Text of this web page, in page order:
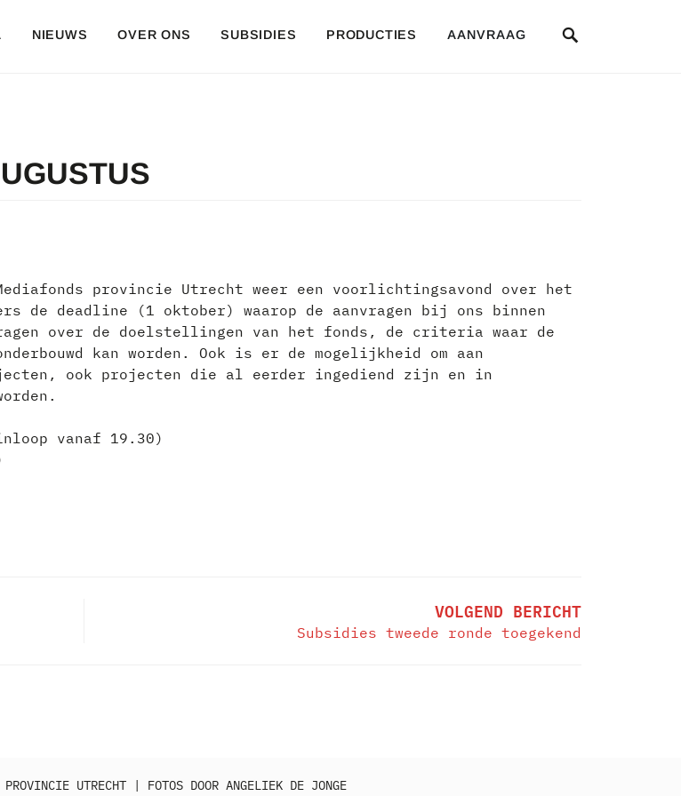
NIEUWS OVER ONS SUBSIDIES PRODUCTIES AANVRAAG
provincie Utrecht weer een voorlichtingsavond over het
de deadline (1 oktober) waarop de aanvragen bij ons binnen
over de doelstellingen van het fonds, de criteria waar de
kan worden. Ook is er de mogelijkheid om aan
ook projecten die al eerder ingediend zijn en in
vanaf 19.30)
VOLGEND BERICHT
Subsidies tweede ronde toegekend
UTRECHT | FOTOS DOOR ANGELIEK DE JONGE